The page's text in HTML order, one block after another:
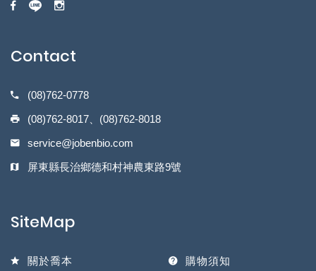
Contact
(08)762-0778
(08)762-8017、(08)762-8018
service@jobenbio.com
屏東縣長治鄉德和村神農東路9號
SiteMap
關於喬本 購物須知